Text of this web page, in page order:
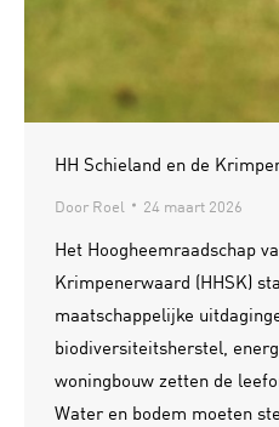
HH Schieland en de
Door Roel 24 maart 2026
Het Hoogheemraadschap
Krimpenerwaard (HHSK)
maatschappelijke
biodiversiteitsherstel,
woningbouw zetten de
Water en bodem moeten